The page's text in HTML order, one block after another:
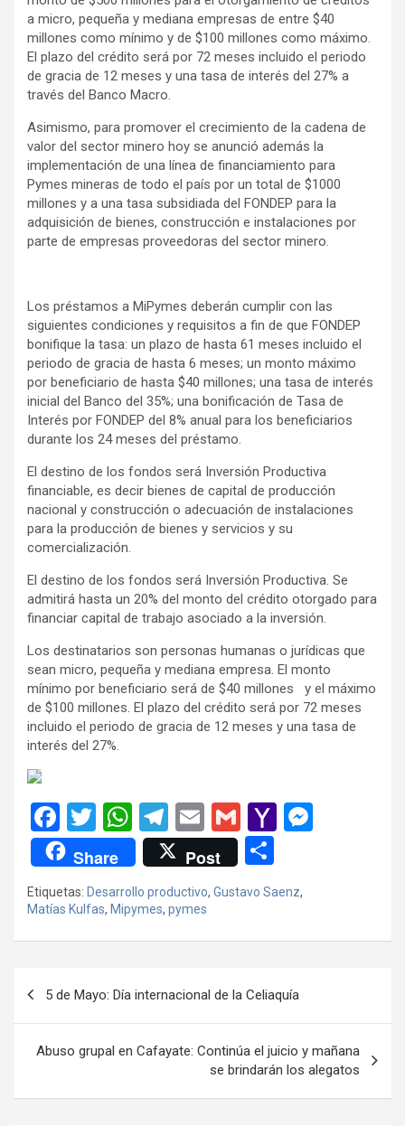
a micro, pequeña y mediana empresas de entre $40
millones como mínimo y de $100 millones como máximo.
El plazo del crédito será por 72 meses incluido el periodo
de gracia de 12 meses y una tasa de interés del 27% a
través del Banco Macro.
Asimismo, para promover el crecimiento de la cadena de
valor del sector minero hoy se anunció además la
implementación de una línea de financiamiento para
Pymes mineras de todo el país por un total de $1000
millones y a una tasa subsidiada del FONDEP para la
adquisición de bienes, construcción e instalaciones por
parte de empresas proveedoras del sector minero.
Los préstamos a MiPymes deberán cumplir con las
siguientes condiciones y requisitos a fin de que FONDEP
bonifique la tasa: un plazo de hasta 61 meses incluido el
periodo de gracia de hasta 6 meses; un monto máximo
por beneficiario de hasta $40 millones; una tasa de interés
inicial del Banco del 35%; una bonificación de Tasa de
Interés por FONDEP del 8% anual para los beneficiarios
durante los 24 meses del préstamo.
El destino de los fondos será Inversión Productiva
financiable, es decir bienes de capital de producción
nacional y construcción o adecuación de instalaciones
para la producción de bienes y servicios y su
comercialización.
El destino de los fondos será Inversión Productiva. Se
admitirá hasta un 20% del monto del crédito otorgado para
financiar capital de trabajo asociado a la inversión.
Los destinatarios son personas humanas o jurídicas que
sean micro, pequeña y mediana empresa. El monto
mínimo por beneficiario será de $40 millones y el máximo
de $100 millones. El plazo del crédito será por 72 meses
incluido el periodo de gracia de 12 meses y una tasa de
interés del 27%.
F
a
ce
b
o
k
T
wi
tt
er
W
h
at
s
A
p
T
el
e
gr
a
E
m
ail
G
m
ail
Y
o
o
ail
g
Share Post
m
p
tir
Etiquetas: Desarrollo productivo, Gustavo Saenz,
Matías Kulfas, Mipymes, pymes
entradas
5 de Mayo: Día internacional de la Celiaquía
Abuso grupal en Cafayate: Continúa el juicio y mañana
se brindarán los alegatos